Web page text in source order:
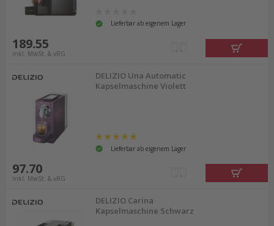
Lieferbar ab eigenem Lager
189.55
inkl. MwSt. & vRG
DELIZIO Una Automatic
Kapselmaschine Violett
Lieferbar ab eigenem Lager
97.70
inkl. MwSt. & vRG
DELIZIO Carina
Kapselmaschine Schwarz